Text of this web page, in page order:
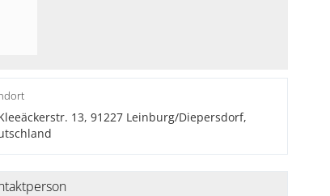
13, 91227 Leinburg/Diepersdorf,